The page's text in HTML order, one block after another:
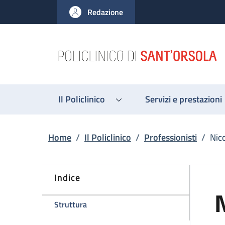
al contenuto principale
to footer content
Redazione
Il Policlinico Servizi e prestazioni
Briciole di pane
Home / Il Policlinico / Professionisti /
Indice
Strutturadella pagina Nicoletta Cacciari